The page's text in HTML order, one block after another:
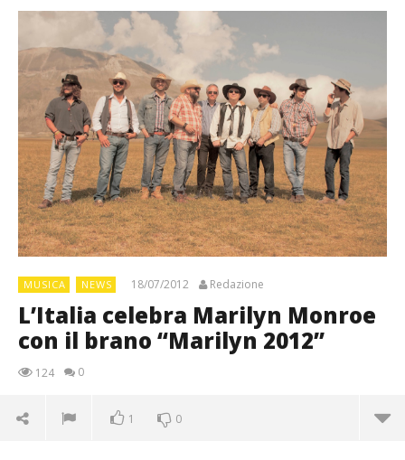
MUSICA NEWS 18/07/2012 Redazione
L’Italia celebra Marilyn Monroe
con il brano “Marilyn 2012”
124 0
1 0